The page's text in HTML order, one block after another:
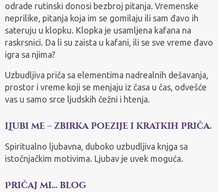
odrade rutinski donosi bezbroj pitanja. Vremenske
neprilike, pitanja koja im se gomilaju ili sam đavo ih
sateruju u klopku. Klopka je usamljena kafana na
raskrsnici. Da li su zaista u kafani, ili se sve vreme đavo
igra sa njima?
Uzbudljiva priča sa elementima nadrealnih dešavanja,
prostor i vreme koji se menjaju iz časa u čas, odvešće
vas u samo srce ljudskih čežni i htenja.
Ljubi me – zbirka poezije i kratkih priča.
Spiritualno ljubavna, duboko uzbudljiva knjga sa
istočnjačkim motivima. Ljubav je uvek moguća.
Pričaj mi... blog